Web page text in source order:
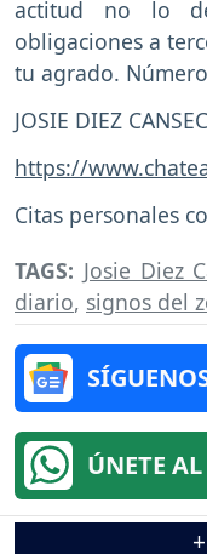
actitud no lo
obligaciones a
tu agrado.
JOSIE DIEZ
https://
Citas personales
TAGS: Josie Diez
diario, signos del
ÚNETE